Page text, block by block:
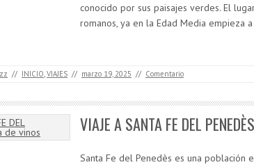
conocido por sus paisajes verdes. El
romanos, ya en la Edad Media empieza
// INICIO,VIAJES // marzo 19, 2025 // Comentario
VIAJE A SANTA FE DEL
Santa Fe del Penedès es una población